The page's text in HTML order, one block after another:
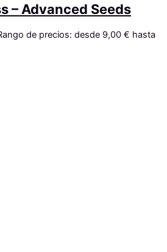
– Advanced Seeds
de precios: desde 9,00 € hasta